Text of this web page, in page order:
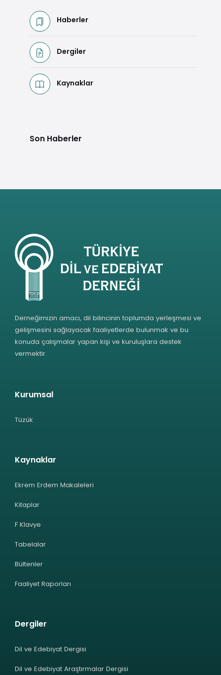
Haberler
Dergiler
Kaynaklar
Son Haberler
Derneğimizin amacı, dil bilincinin toplumda yerleşmesi ve
gelişmesini sağlayacak faaliyetlerde bulunmak ve bu
konuda çalışmalar yapan kişi ve kuruluşlara destek
vermektir.
Kurumsal
Tüzük
Kaynaklar
Ekrem Erdem Makaleleri
Kitaplar
F Klavye
Tabelalar
Bültenler
Faaliyet Raporları
Dergiler
Dil ve Edebiyat Dergisi
Dil ve Edebiyat Araştırmalar Dergisi